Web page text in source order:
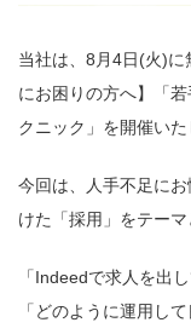
当社は、8月4日(火)に
にお困りの方へ】「若
クニック 」を開催いた
今回は、人手不足に
けた「採用」をテーマ
「Indeedで求人を出
「どのように運用し